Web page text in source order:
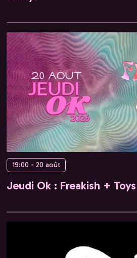
19:00 - 20 août
Jeudi Ok : Freakish + Toys